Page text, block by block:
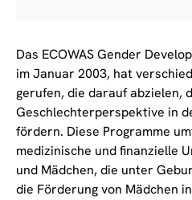
Das ECOWAS Gender
im Januar 2003, hat
gerufen, die darauf abzielen,
Geschlechterperspektive in
fördern. Diese Programme
medizinische und finanzielle
und Mädchen, die unter
die Förderung von Mädchen